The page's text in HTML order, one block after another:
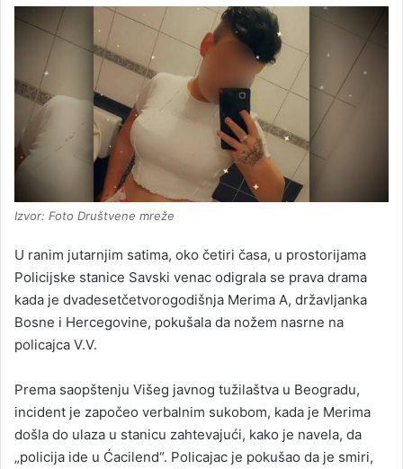
Izvor: Foto Društvene mreže
U ranim jutarnjim satima, oko četiri časa, u prostorijama
Policijske stanice Savski venac odigrala se prava drama
kada je dvadesetčetvorogodišnja Merima A, državljanka
Bosne i Hercegovine, pokušala da nožem nasrne na
policajca V.V.
Prema saopštenju Višeg javnog tužilaštva u Beogradu,
incident je započeo verbalnim sukobom, kada je Merima
došla do ulaza u stanicu zahtevajući, kako je navela, da
„policija ide u Ćacilend“. Policajac je pokušao da je smiri,